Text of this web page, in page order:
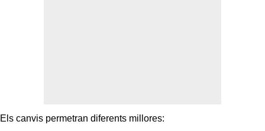
Els canvis permetran diferents millores: